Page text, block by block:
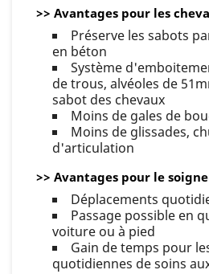
>> Avantages pour les
Préserve les sabots
en béton
Système
de trous, alvéoles de
sabot des chevaux
Moins de gales de
Moins de glissades,
d'articulation
>> Avantages pour le
Déplacements
Passage possible en
voiture ou à pied
Gain de temps pour
quotidiennes de soins